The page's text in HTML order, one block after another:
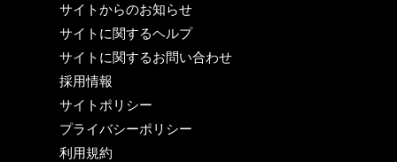
サイトからのお知らせ
サイトに関するヘルプ
サイトに関するお問い合わせ
採用情報
サイトポリシー
プライバシーポリシー
利用規約